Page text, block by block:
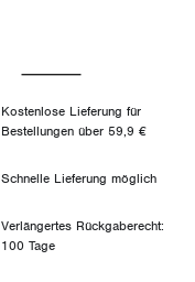
Kostenlose Lieferung für
Bestellungen über 59,9 €
Schnelle Lieferung möglich
Verlängertes Rückgaberecht:
100 Tage